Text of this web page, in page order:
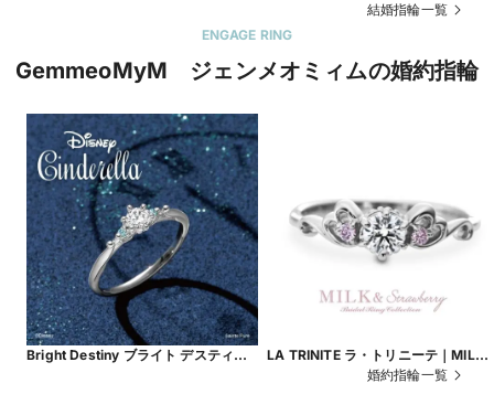
Tangled ～Rapunzel～［塔の上のラ
プンツェル］
結婚指輪一覧
ENGAGE RING
GemmeoMyM ジェンメオミィムの婚約指輪
Bright Destiny ブライト デスティ
LA TRINITE ラ・トリニーテ｜MILK
婚約指輪一覧